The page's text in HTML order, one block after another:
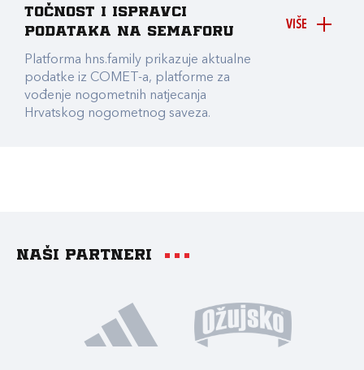
VIŠE
točnost i ispravci
podataka na Semaforu
Platforma hns.family prikazuje aktualne
podatke iz COMET-a, platforme za
vođenje nogometnih natjecanja
Hrvatskog nogometnog saveza.
Naši partneri